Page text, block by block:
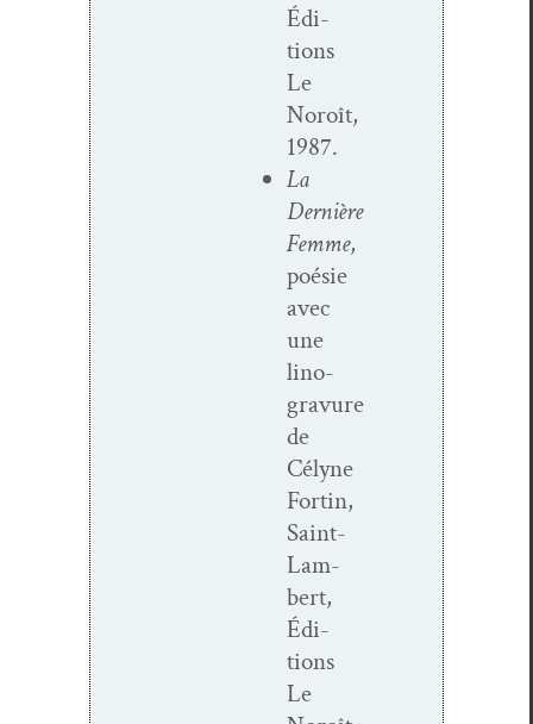
Édi­
tions
Le
Noroît,
1987.
La
Dernière
Femme,
poésie
avec
une
lino­
gravure
de
Célyne
Fortin,
Saint-
Lam­
bert,
Édi­
tions
Le